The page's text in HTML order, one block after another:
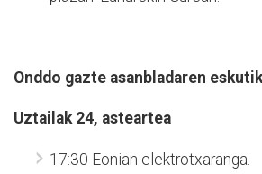
Onddo gazte asanbladaren
Uztailak 24, asteartea
17:30 Eonian elektrotxaranga.